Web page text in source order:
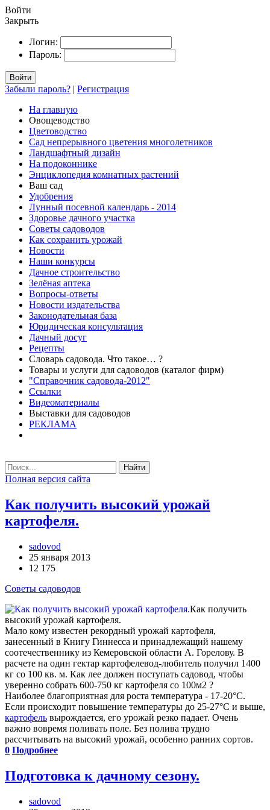
Войти
Закрыть
Логин:
Пароль:
Войти
Забыли пароль? | Регистрация
На главную
Овощеводство
Цветоводство
Сад непрерывного цветения многолетников
Ландшафтный дизайн
На подоконнике
Энциклопедия комнатных растений
Ваш сад
Удобрения
Лунный посевной календарь - 2014
Здоровье дачного участка
Советы садоводов
Как сохранить урожай
Новости
Наши конкурсы
Дачное строительство
Зелёная аптека
Вопросы-ответы
Новости издательства
Законодательная база
Юридическая консультация
Дачный досуг
Рецепты
Словарь садовода. Что такое… ?
Товары и услуги для садоводов (каталог фирм)
"Справочник садовода-2012"
Ссылки
Видеоматериалы
Выставки для садоводов
РЕКЛАМА
Найти
Полная версия сайта
Как получить высокий урожай
картофеля.
sadovod
25 января 2013
12 175
Советы садоводов
Как получить
высокий урожай картофеля.
Мало кому известен рекордный урожай картофеля,
занесенный в Книгу Гиннесса и принадлежащий нашему
соотечественнику из Кемеровской области А. Горелову. В
расчете на один гектар картофелевод-любитель получил 1400
кг со 100 кв. м. Как лее должен поступать садовод, чтобы
уверенно собрать 600-750 кг картофеля со 100м2 ?
Наиболее благоприятная для роста температура - 17-20°С.
Если происходит повышение температуры до 25-27°С и выше,
картофель вырождается, его урожай резко падает. Очень
важно вовремя поливать поле. Без полива трудно
рассчитывать на высокий урожай, особенно ранних сортов.
0 Подробнее
Подготовка к дачному сезону.
sadovod